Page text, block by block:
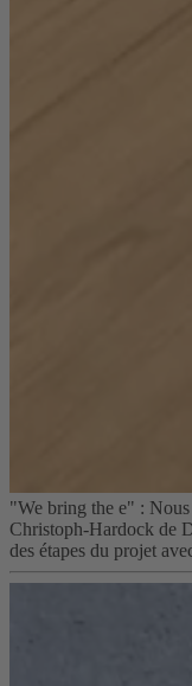
"We bring the e" :
Christoph-Hardock de
des étapes du projet